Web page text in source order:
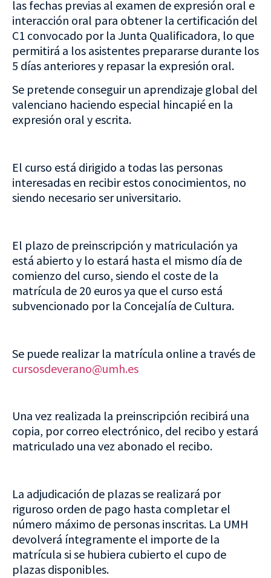
las fechas previas al examen de expresión oral e
interacción oral para obtener la certificación del
C1 convocado por la Junta Qualificadora, lo que
permitirá a los asistentes prepararse durante los
5 días anteriores y repasar la expresión oral.
Se pretende conseguir un aprendizaje global del
valenciano haciendo especial hincapié en la
expresión oral y escrita.
El curso está dirigido a todas las personas
interesadas en recibir estos conocimientos, no
siendo necesario ser universitario.
El plazo de preinscripción y matriculación ya
está abierto y lo estará hasta el mismo día de
comienzo del curso, siendo el coste de la
matrícula de 20 euros ya que el curso está
subvencionado por la Concejalía de Cultura.
Se puede realizar la matrícula online a través de
cursosdeverano@umh.es
Una vez realizada la preinscripción recibirá una
copia, por correo electrónico, del recibo y estará
matriculado una vez abonado el recibo.
La adjudicación de plazas se realizará por
riguroso orden de pago hasta completar el
número máximo de personas inscritas. La UMH
devolverá íntegramente el importe de la
matrícula si se hubiera cubierto el cupo de
plazas disponibles.